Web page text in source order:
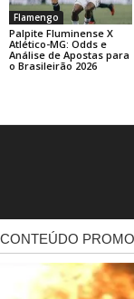
Flamengo
Palpite Fluminense X
Atlético-MG: Odds e
Análise de Apostas para
o Brasileirão 2026